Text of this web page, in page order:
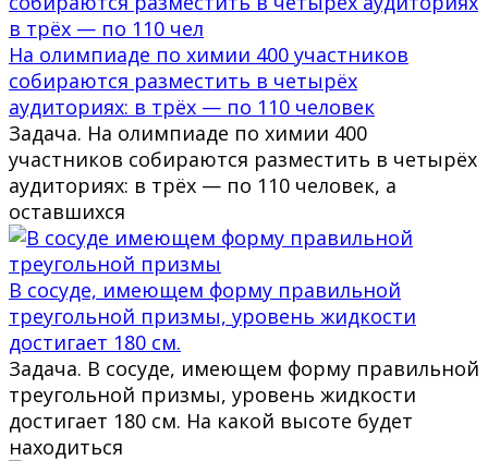
На олимпиаде по химии 400 участников
собираются разместить в четырёх
аудиториях: в трёх — по 110 человек
Задача. На олимпиаде по химии 400
участников собираются разместить в четырёх
аудиториях: в трёх — по 110 человек, а
оставшихся
В сосуде, имеющем форму правильной
треугольной призмы, уровень жидкости
достигает 180 см.
Задача. В сосуде, имеющем форму правильной
треугольной призмы, уровень жидкости
достигает 180 см. На какой высоте будет
находиться